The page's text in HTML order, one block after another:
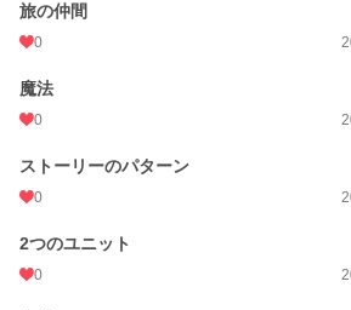
旅の仲間
0
魔法
0
ストーリーのパターン
0
2つのユニット
0